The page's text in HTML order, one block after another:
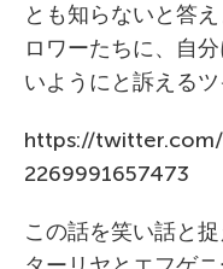
とも知らないと答
ロワーたちに、自
いようにと訴えるツ
https://
2269991657473
この話を笑い話と